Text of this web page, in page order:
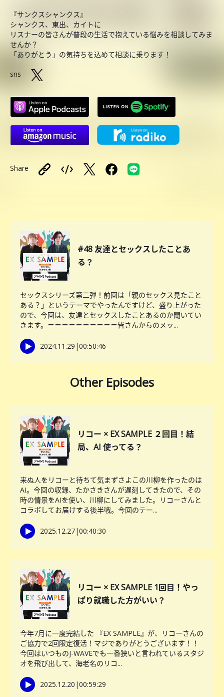
『サンクスシャンクス』
シャンクス、東出、カイトに
リスナーの皆さんが普段の生活で抱えている悩みを相談してみま
せんか？
「ありがとう」の気持ちを込めて相談に乗ります！
sns
Share
#48 友達とセックスしたことあ
る？
セックスシリーズ第二弾！前回は「親のセックス見たこと
ある？」というテーマでやったんですけど、盛り上がった
ので、今回は、友達とセックスしたことあるのか聞いてい
きます。＝＝＝＝＝＝＝＝＝＝皆さんからのメッ...
2024.11.29 |00:50:46
Other Episodes
リコー × EX SAMPLE ２回目！結
局、AI 使ってる？
来ぬ人をリコーと待ちて気まずさよこの川柳を作ったのは
AI。今回の収録、たかさきさんが遅刻してきたので、その
時の情景をAIを使い、川柳にしてみました。リコーさんと
コラボしてお届けする後半戦。今回のテー...
2025.12.27|00:40:30
リコー × EX SAMPLE 1回目！やっ
ぱり就職した方がいい？
今年7月に一度完結した 『EX SAMPLE』が、リコーさんの
ご協力で2回限定復活！マジでありがとうございます！！
今回はいつものJ-WAVEでも一番狭いと言われているスタジ
オを飛び出して、海老名のリコ...
2025.12.20 |00:59:29